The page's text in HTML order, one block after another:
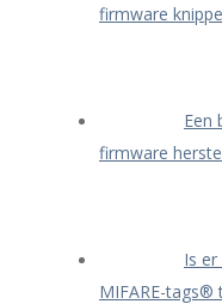
firmware
Een
firmware
Is
MIFARE-tags®